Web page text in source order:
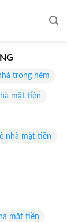
trong hẻm
mặt tiền
nhà mặt tiền
mặt tiền